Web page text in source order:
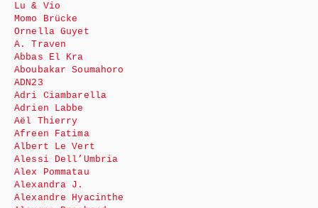
Lu & Vio
Momo Brücke
Ornella Guyet
A. Traven
Abbas El Kra
Aboubakar Soumahoro
ADN23
Adri Ciambarella
Adrien Labbe
Aël Thierry
Afreen Fatima
Albert Le Vert
Alessi Dell’Umbria
Alex Pommatau
Alexandra J.
Alexandre Hyacinthe